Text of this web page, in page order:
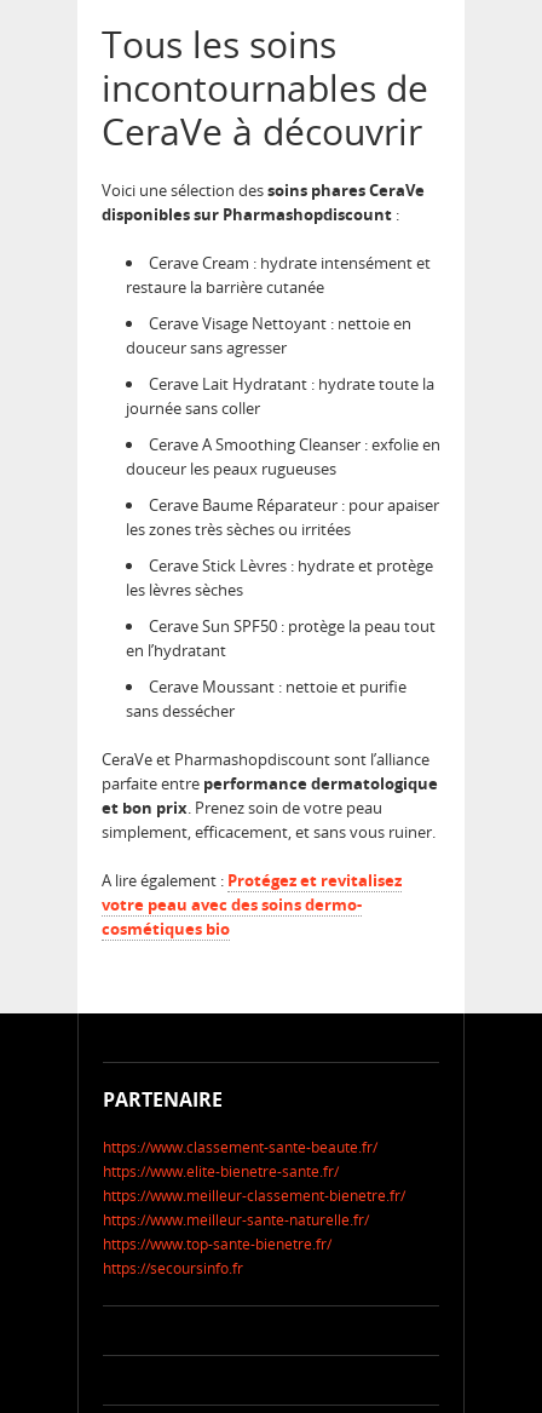
Tous les soins
incontournables de
CeraVe à découvrir
Voici une sélection dessoins phares CeraVe
disponibles sur Pharmashopdiscount :
Cerave Cream : hydrate intensément et
restaure la barrière cutanée
Cerave Visage Nettoyant : nettoie en
douceur sans agresser
Cerave Lait Hydratant : hydrate toute la
journée sans coller
Cerave A Smoothing Cleanser : exfolie en
douceur les peaux rugueuses
Cerave Baume Réparateur : pour apaiser
les zones très sèches ou irritées
Cerave Stick Lèvres : hydrate et protège
les lèvres sèches
Cerave Sun SPF50 : protège la peau tout
en l’hydratant
Cerave Moussant : nettoie et purifie
sans dessécher
CeraVe et Pharmashopdiscount sont l’alliance
parfaite entre performance dermatologique
et bon prix. Prenez soin de votre peau
simplement, efficacement, et sans vous ruiner.
A lire également : Protégez et revitalisez
votre peau avec des soins dermo-
cosmétiques bio
PARTENAIRE
https://www.classement-sante-beaute.fr/
https://www.elite-bienetre-sante.fr/
https://www.meilleur-classement-bienetre.fr/
https://www.meilleur-sante-naturelle.fr/
https://www.top-sante-bienetre.fr/
https://secoursinfo.fr